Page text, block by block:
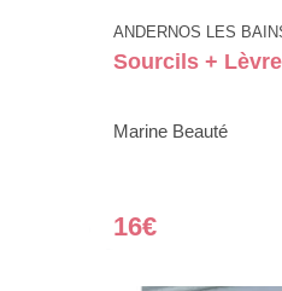
ANDERNOS LES
Sourcils +
Marine Beauté
16€